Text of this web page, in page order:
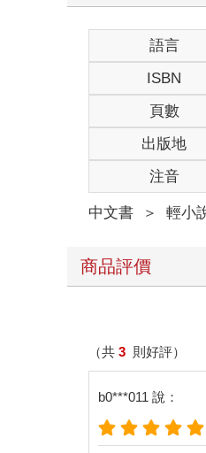
「這群兔崽子搞什
喬葛罵罵咧咧地走
打從魔王事件以後
——誰讓他房底下
希歐翻了個大白眼
大地嗤了一聲，反
希歐用力抹把臉，
喬葛「哼」了一聲
伙，懼內啊！你這
希歐立刻緊張兮兮
大地一張臉猙獰無
的貞操討公道啦，
格里西亞緩緩地說
這話一出，太陽騎
但大地騎士可沒在
格里西亞變了臉
這麼數一數，他全
「我什麼我，不負
本來想了一大堆，
語言
ISBN
頁數
出版地
注音
中文書 ＞ 輕小
商品評價
（共 3 則好評）
b0***011 說：